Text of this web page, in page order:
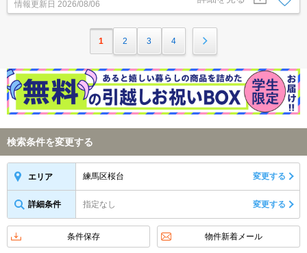
情報更新日 2026/08/06
1 2 3 4
検索条件を変更する
エリア 練馬区桜台 変更する
詳細条件 指定なし 変更する
条件保存 物件新着メール